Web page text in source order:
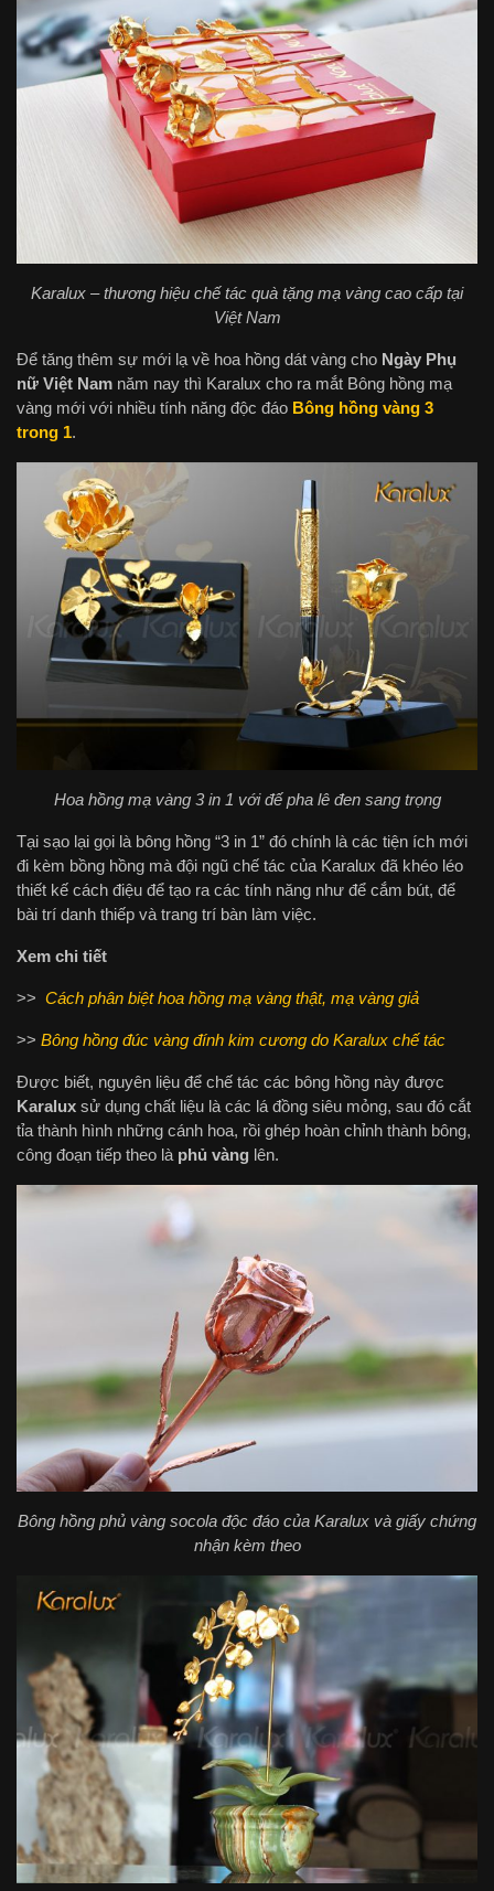
Karalux – thương hiệu chế tác quà tặng mạ vàng cao cấp tại
Việt Nam
Để tăng thêm sự mới lạ về hoa hồng dát vàng cho Ngày Phụ
nữ Việt Nam năm nay thì Karalux cho ra mắt Bông hồng mạ
vàng mới với nhiều tính năng độc đáo Bông hồng vàng 3
trong 1.
Hoa hồng mạ vàng 3 in 1 với đế pha lê đen sang trọng
Tại sạo lại gọi là bông hồng “3 in 1” đó chính là các tiện ích mới
đi kèm bồng hồng mà đội ngũ chế tác của Karalux đã khéo léo
thiết kế cách điệu để tạo ra các tính năng như để cắm bút, để
bài trí danh thiếp và trang trí bàn làm việc.
Xem chi tiết
>> Cách phân biệt hoa hồng mạ vàng thật, mạ vàng giả
>> Bông hồng đúc vàng đính kim cương do Karalux chế tác
Được biết, nguyên liệu để chế tác các bông hồng này được
Karalux sử dụng chất liệu là các lá đồng siêu mỏng, sau đó cắt
tỉa thành hình những cánh hoa, rồi ghép hoàn chỉnh thành bông,
công đoạn tiếp theo là phủ vàng lên.
Bông hồng phủ vàng socola độc đáo của Karalux và giấy chứng
nhận kèm theo